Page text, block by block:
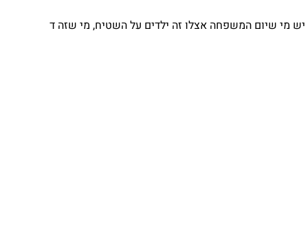
יש מי שיום המשפחה אצלו זה ילדים על השטיח, מי שזה ד